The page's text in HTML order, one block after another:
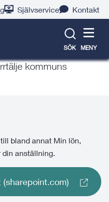
Självservice Kontakt
SÖK MENY
i Norrtälje
kommuns
bland annat Min lön,
din anställning.